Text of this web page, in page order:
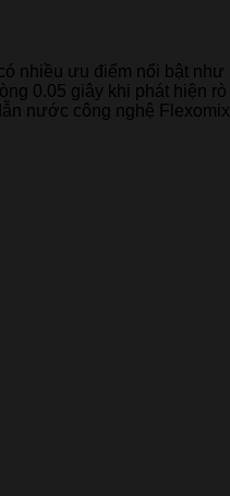
nhiều ưu điểm nổi bật như
0.05 giây khi phát hiện rò
nước công nghệ Flexomix